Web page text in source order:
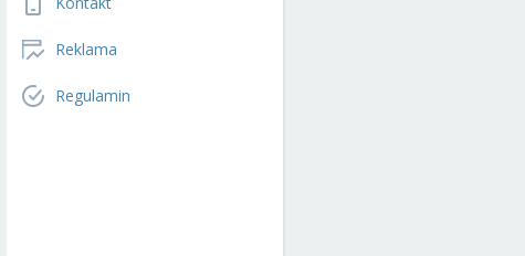
Reklama
Regulamin